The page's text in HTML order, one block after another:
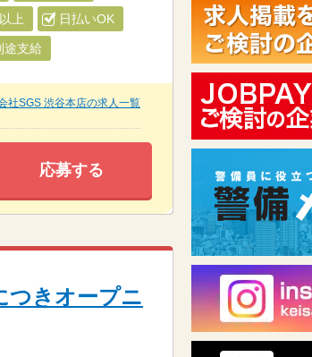
上 日払いOK
途支給
社SGS 渋谷本店の求人一覧
応募する
つきオープニ